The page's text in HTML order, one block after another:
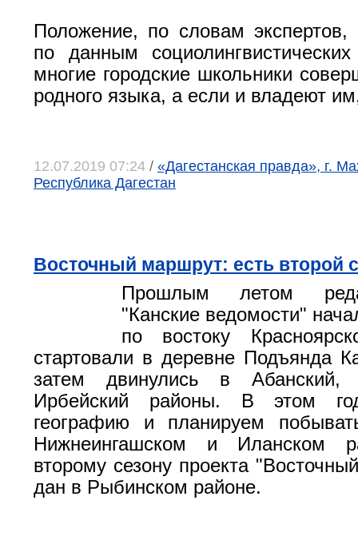
Положение, по словам экспертов,
по данным
многие городские школьники
родного языка, а если и владеют
12.07.2019 07:24 / «Дагестанская правда», г.
Республика Дагестан
Восточный маршрут: есть второй
Прошлым летом
"Канские ведомости"
по востоку
стартовали в деревне Подъянда
затем двинулись в Абанский,
Ирбейский районы. В этом
географию и планируем
Нижнеингашском и Иланском
второму сезону проекта
дан в Рыбинском районе.